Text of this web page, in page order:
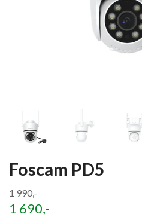
Foscam PD5
1 990,-
1 690,-